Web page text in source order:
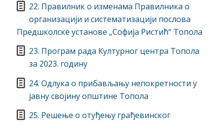
22. Правилник о изменама Правилника о
организацији и систематизацији послова
Предшколске установе „Софија Ристић“ Топола
23. Програм рада Културног центра Топола
за 2023. годину
24. Одлука о прибављању непокретности у
јавну својину општине Топола
25. Решење о отуђењу грађевинског